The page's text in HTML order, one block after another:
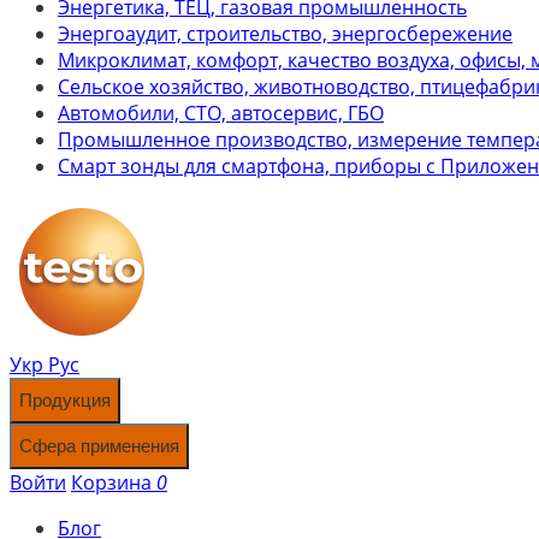
Энергетика, ТЕЦ, газовая промышленность
Энергоаудит, строительство, энергосбережение
Микроклимат, комфорт, качество воздуха, офисы,
Сельское хозяйство, животноводство,
Автомобили, СТО, автосервис, ГБО
Промышленное производство, измерение
Смарт зонды для смартфона, приборы с
Укр Рус
Продукция
Сфера применения
Войти Корзина 0
Блог